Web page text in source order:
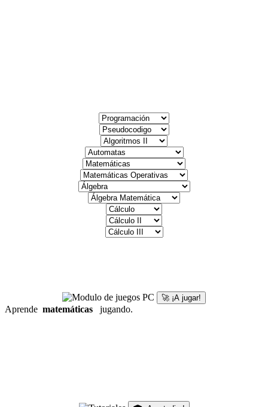
🚀 ¡A jugar!
Aprende matemáticas jugando.